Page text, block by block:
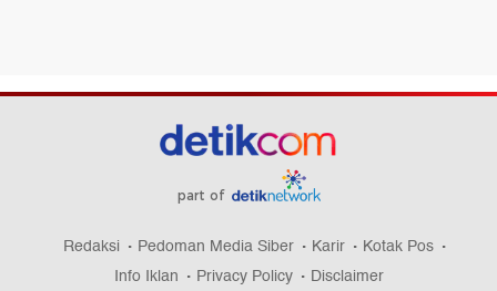
part of
Redaksi Pedoman Media Siber Karir
Kotak Pos
Info Iklan
Privacy Policy Disclaimer